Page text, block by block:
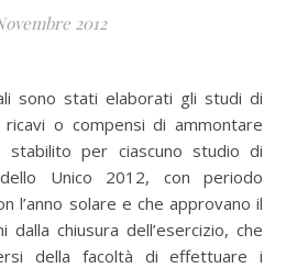
2012
sono stati elaborati gli studi di
o compensi di ammontare
per ciascuno studio di
Unico 2012, con periodo
l’anno solare e che approvano il
chiusura dell’esercizio, che
della facoltà di effettuare i